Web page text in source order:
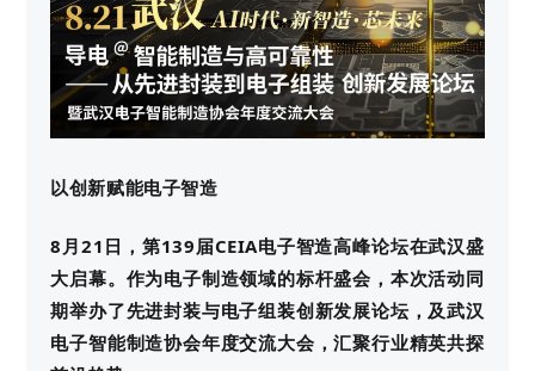
以创新赋能电子智造
8月21日，第139届CEIA电子智造高峰论坛在武汉盛
大启幕。作为电子制造领域的标杆盛会，本次活动同
期举办了先进封装与电子组装创新发展论坛，及武汉
电子智能制造协会年度交流大会，汇聚行业精英共探